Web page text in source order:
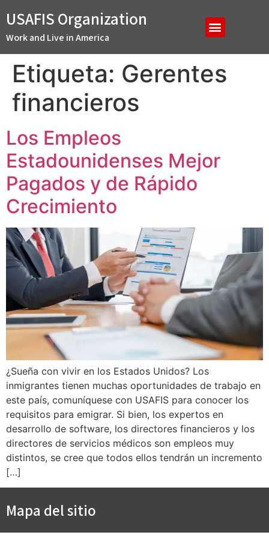
USAFIS Organization
Work and Live in America
Etiqueta: Gerentes
financieros
Los Empleos
Estadounidenses Mejor
Pagados y de Rápido
Crecimiento
¿Sueña con vivir en los Estados Unidos? Los
inmigrantes tienen muchas oportunidades de trabajo en
este país, comuníquese con USAFIS para conocer los
requisitos para emigrar. Si bien, los expertos en
desarrollo de software, los directores financieros y los
directores de servicios médicos son empleos muy
distintos, se cree que todos ellos tendrán un incremento
[…]
Mapa del sitio